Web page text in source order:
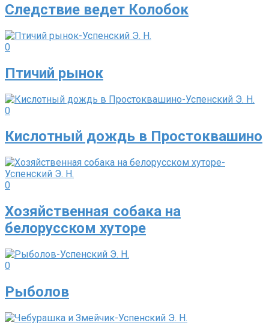
Следствие ведет Колобок
0
Птичий рынок
0
Кислотный дождь в Простоквашино
0
Хозяйственная собака на
белорусском хуторе
0
Рыболов